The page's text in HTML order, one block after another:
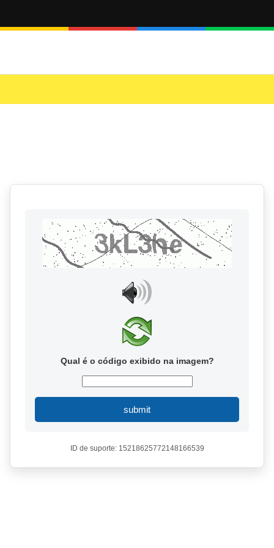
Qual é o código exibido na imagem?
submit
ID de suporte: 15218625772148166539